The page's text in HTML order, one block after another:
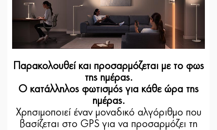
Παρακολουθεί και προσαρμόζεται με το φως
της ημέρας.
Ο κατάλληλος φωτισμός για κάθε ώρα της
ημέρας.
Χρησιμοποιεί έναν μοναδικό αλγόριθμο που
βασίζεται στο GPS για να προσαρμόζει τη